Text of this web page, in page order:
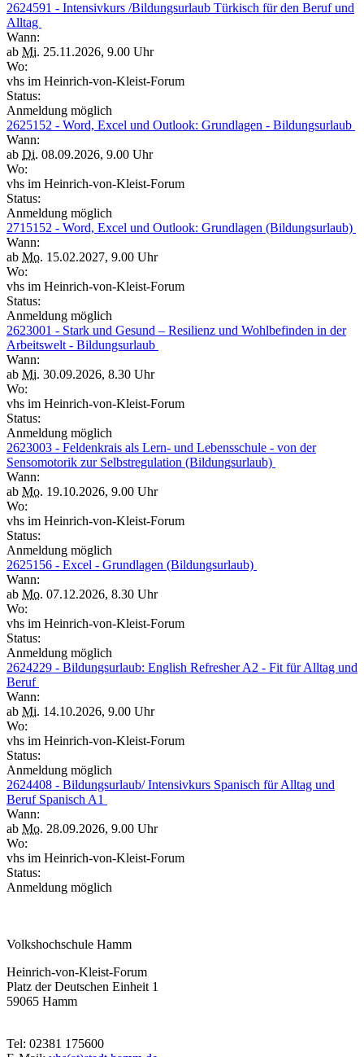
2624591 - Intensivkurs /Bildungsurlaub Türkisch für den Beruf und
Alltag
Wann:
ab Mi. 25.11.2026, 9.00 Uhr
Wo:
vhs im Heinrich-von-Kleist-Forum
Status:
Anmeldung möglich
2625152 - Word, Excel und Outlook: Grundlagen - Bildungsurlaub
Wann:
ab Di. 08.09.2026, 9.00 Uhr
Wo:
vhs im Heinrich-von-Kleist-Forum
Status:
Anmeldung möglich
2715152 - Word, Excel und Outlook: Grundlagen (Bildungsurlaub)
Wann:
ab Mo. 15.02.2027, 9.00 Uhr
Wo:
vhs im Heinrich-von-Kleist-Forum
Status:
Anmeldung möglich
2623001 - Stark und Gesund – Resilienz und Wohlbefinden in der
Arbeitswelt - Bildungsurlaub
Wann:
ab Mi. 30.09.2026, 8.30 Uhr
Wo:
vhs im Heinrich-von-Kleist-Forum
Status:
Anmeldung möglich
2623003 - Feldenkrais als Lern- und Lebensschule - von der
Sensomotorik zur Selbstregulation (Bildungsurlaub)
Wann:
ab Mo. 19.10.2026, 9.00 Uhr
Wo:
vhs im Heinrich-von-Kleist-Forum
Status:
Anmeldung möglich
2625156 - Excel - Grundlagen (Bildungsurlaub)
Wann:
ab Mo. 07.12.2026, 8.30 Uhr
Wo:
vhs im Heinrich-von-Kleist-Forum
Status:
Anmeldung möglich
2624229 - Bildungsurlaub: English Refresher A2 - Fit für Alltag und
Beruf
Wann:
ab Mi. 14.10.2026, 9.00 Uhr
Wo:
vhs im Heinrich-von-Kleist-Forum
Status:
Anmeldung möglich
2624408 - Bildungsurlaub/ Intensivkurs Spanisch für Alltag und
Beruf Spanisch A1
Wann:
ab Mo. 28.09.2026, 9.00 Uhr
Wo:
vhs im Heinrich-von-Kleist-Forum
Status:
Anmeldung möglich
Volkshochschule Hamm
Heinrich-von-Kleist-Forum
Platz der Deutschen Einheit 1
59065 Hamm
Tel: 02381 175600